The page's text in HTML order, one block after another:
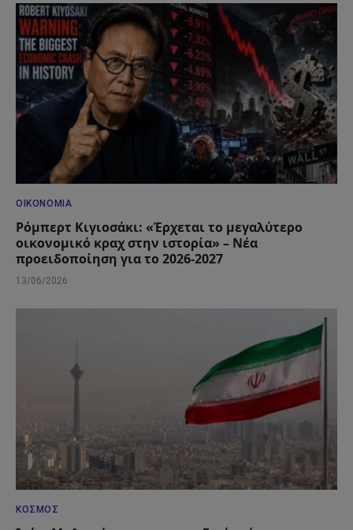
ΟΙΚΟΝΟΜΊΑ
Ρόμπερτ Κιγιοσάκι: «Έρχεται το μεγαλύτερο
οικονομικό κραχ στην ιστορία» – Νέα
προειδοποίηση για το 2026-2027
13/06/2026
ΚΌΣΜΟΣ